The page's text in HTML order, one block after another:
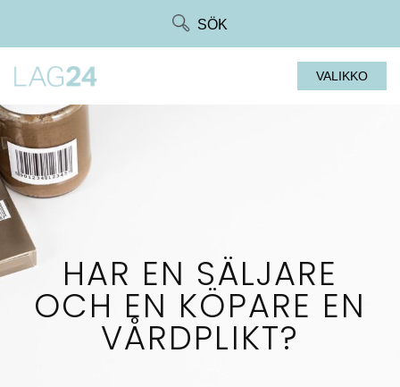
SÖK
VALIKKO
HAR EN SÄLJARE
OCH EN KÖPARE EN
VÅRDPLIKT?